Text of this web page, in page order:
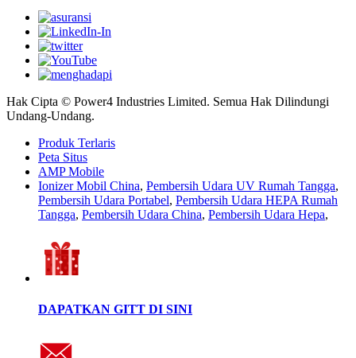
Hak Cipta © Power4 Industries Limited. Semua Hak Dilindungi
Undang-Undang.
Produk Terlaris
Peta Situs
AMP Mobile
Ionizer Mobil China, Pembersih Udara UV Rumah Tangga,
Pembersih Udara Portabel, Pembersih Udara HEPA Rumah
Tangga, Pembersih Udara China, Pembersih Udara Hepa,
DAPATKAN GITT DI SINI